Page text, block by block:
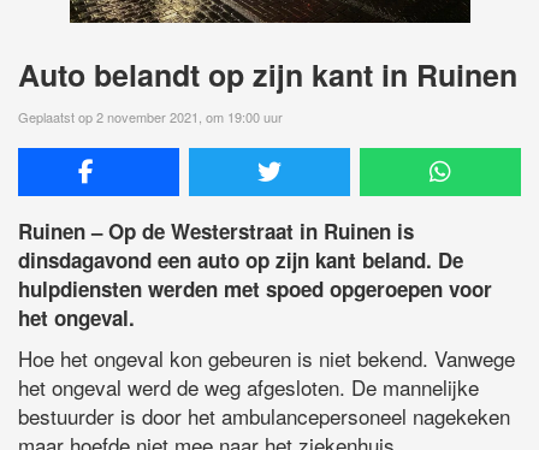
Auto belandt op zijn kant in Ruinen
Geplaatst op 2 november 2021, om 19:00 uur
Ruinen – Op de Westerstraat in Ruinen is
dinsdagavond een auto op zijn kant beland. De
hulpdiensten werden met spoed opgeroepen voor
het ongeval.
Hoe het ongeval kon gebeuren is niet bekend. Vanwege
het ongeval werd de weg afgesloten. De mannelijke
bestuurder is door het ambulancepersoneel nagekeken